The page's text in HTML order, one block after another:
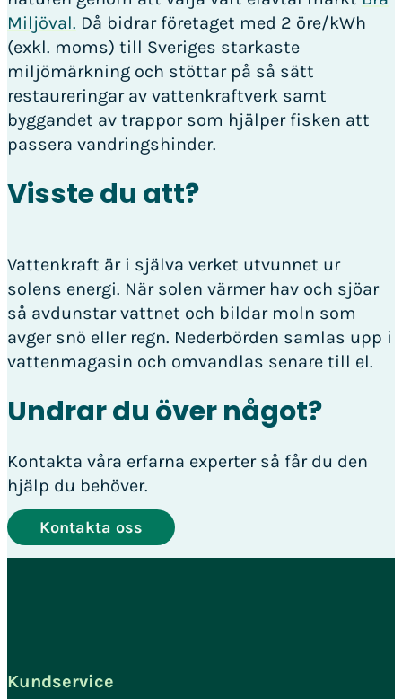
Miljöval. Då bidrar företaget med 2 öre/kWh
(exkl. moms) till Sveriges starkaste
miljömärkning och stöttar på så sätt
restaureringar av vattenkraftverk samt
byggandet av trappor som hjälper fisken att
passera vandringshinder.
Visste du att?
Vattenkraft är i själva verket utvunnet ur
solens energi. När solen värmer hav och sjöar
så avdunstar vattnet och bildar moln som
avger snö eller regn. Nederbörden samlas upp i
vattenmagasin och omvandlas senare till el.
Undrar du över något?
Kontakta våra erfarna experter så får du den
hjälp du behöver.
Kontakta oss
Kundservice